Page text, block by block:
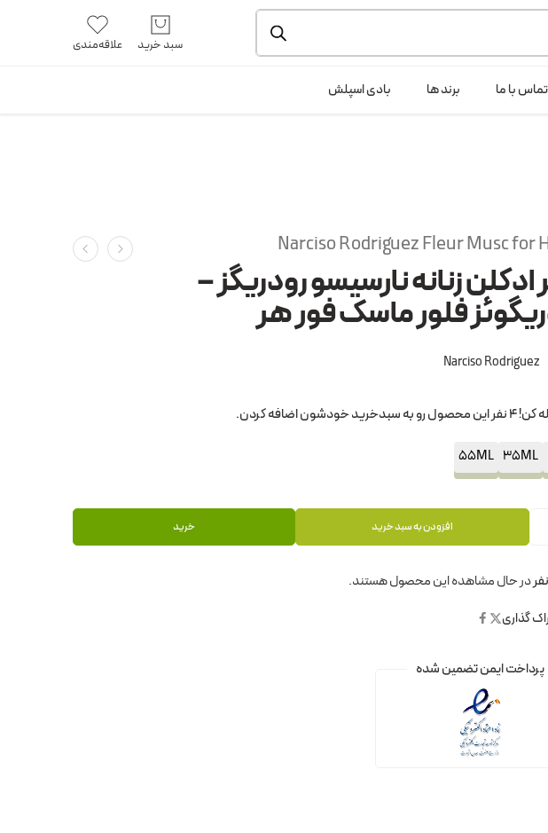
هر ادکلنی می توانید شیشه و بسته بندی را ملاحظه بفرمایید. آموزش خرید از سایت
سبد خرید علاقه‌مندی
تماس با ما برند ها بادی اسپلش
Narciso Rodriguez Fleur Musc for
زنانه نارسیسو رودریگز –
فلور ماسک فور هر
Narciso Rodriguez
به سبدخرید خودشون اضافه کردن.
35ML
55ML
افزودن به سبد خرید خرید
نفردر حال مشاهده این محصول هستند.
گذاری
پرداخت ایمن تضمین شده